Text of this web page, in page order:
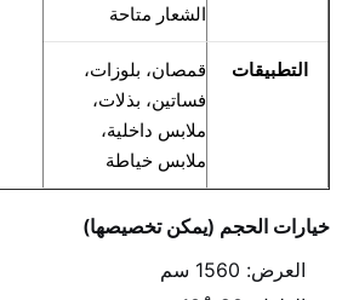
الشعار متاحة
التطبيقات
قمصان، بلوزات،
فساتين، بذلات،
ملابس داخلية،
ملابس خياطة
خيارات الحجم (يمكن تخصيصها)
العرض: 1560 سم